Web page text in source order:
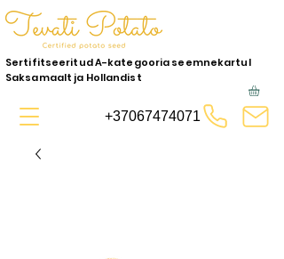
Sertifitseeritud A-kategooria seemnekartul
Saksamaalt ja Hollandist
+37067474071